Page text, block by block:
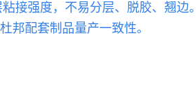
接强度，不易分层、脱胶、翘边。
邦配套制品量产一致性。